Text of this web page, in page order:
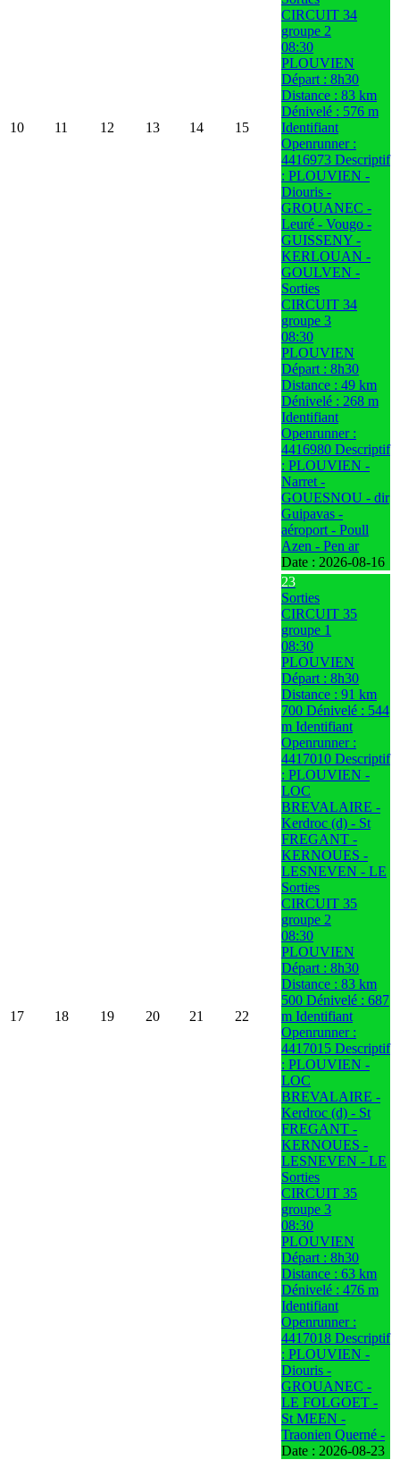
10 11 12 13 14 15
CIRCUIT 34
groupe 2
08:30
PLOUVIEN
Départ : 8h30
Distance : 83 km
Dénivelé : 576 m
Identifiant
Openrunner :
4416973 Descriptif
: PLOUVIEN -
Diouris -
GROUANEC -
Leuré - Vougo -
GUISSENY -
KERLOUAN -
GOULVEN -
Sorties
CIRCUIT 34
groupe 3
08:30
PLOUVIEN
Départ : 8h30
Distance : 49 km
Dénivelé : 268 m
Identifiant
Openrunner :
4416980 Descriptif
: PLOUVIEN -
Narret -
GOUESNOU - dir
Guipavas -
aéroport - Poull
Azen - Pen ar
Date : 2026-08-16
17 18 19 20 21 22
23
Sorties
CIRCUIT 35
groupe 1
08:30
PLOUVIEN
Départ : 8h30
Distance : 91 km
700 Dénivelé : 544
m Identifiant
Openrunner :
4417010 Descriptif
: PLOUVIEN -
LOC
BREVALAIRE -
Kerdroc (d) - St
FREGANT -
KERNOUES -
LESNEVEN - LE
Sorties
CIRCUIT 35
groupe 2
08:30
PLOUVIEN
Départ : 8h30
Distance : 83 km
500 Dénivelé : 687
m Identifiant
Openrunner :
4417015 Descriptif
: PLOUVIEN -
LOC
BREVALAIRE -
Kerdroc (d) - St
FREGANT -
KERNOUES -
LESNEVEN - LE
Sorties
CIRCUIT 35
groupe 3
08:30
PLOUVIEN
Départ : 8h30
Distance : 63 km
Dénivelé : 476 m
Identifiant
Openrunner :
4417018 Descriptif
: PLOUVIEN -
Diouris -
GROUANEC -
LE FOLGOET -
St MEEN -
Traonien Querné -
Date : 2026-08-23